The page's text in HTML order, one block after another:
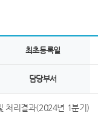
최초등록일
담당부서
처리결과(2024년 1분기)